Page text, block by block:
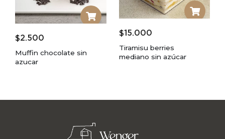
$2.500
Muffin chocolate sin
azucar
$15.000
Tiramisu berries
mediano sin azúcar